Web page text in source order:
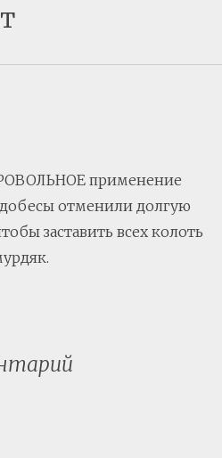
применение
отменили долгую
заставить всех колоть